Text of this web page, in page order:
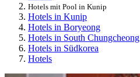
Hotels mit Pool in Kunip
Hotels in Kunip
Hotels in Boryeong
Hotels in South Chungcheong
Hotels in Südkorea
Hotels